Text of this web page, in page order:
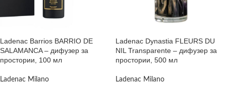
Ladenac Barrios BARRIO DE
SALAMANCA – дифузер за
простории, 100 мл
Ladenac Milano
Ladenac Dynastia FLEURS DU
NIL Transparente – дифузер за
простории, 500 мл
Ladenac Milano